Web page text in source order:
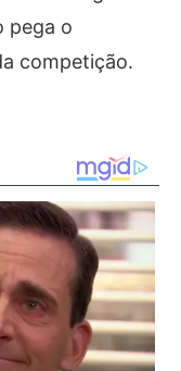
pega o
competição.